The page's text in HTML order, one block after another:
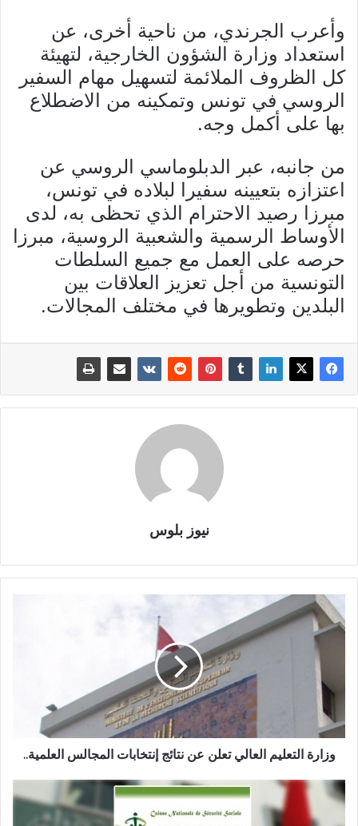
وأعرب الجرندي، من ناحية أخرى، عن
استعداد وزارة الشؤون الخارجية، لتهيئة
كل الظروف الملائمة لتسهيل مهام السفير
الروسي في تونس وتمكينه من الاضطلاع
بها على أكمل وجه.
من جانبه، عبر الدبلوماسي الروسي عن
اعتزازه بتعيينه سفيرا لبلاده في تونس،
مبرزا رصيد الاحترام الذي تحظى به، لدى
الأوساط الرسمية والشعبية الروسية، مبرزا
حرصه على العمل مع جميع السلطات
التونسية من أجل تعزيز العلاقات بين
البلدين وتطويرها في مختلف المجالات.
نيوز بلوس
وزارة التعليم العالي تعلن عن نتائج إنتخابات المجالس العلمية..